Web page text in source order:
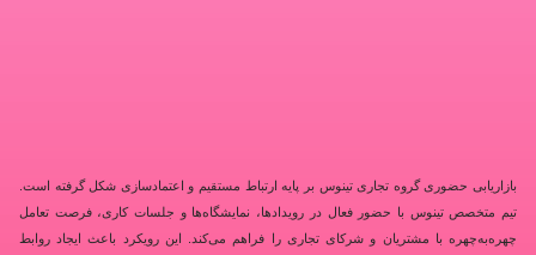
بازاریابی حضوری گروه تجاری تینوس بر پایه ارتباط مستقیم و اعتمادسازی شکل گرفته است.
تیم متخصص تینوس با حضور فعال در رویدادها، نمایشگاه‌ها و جلسات کاری، فرصت تعامل
چهره‌به‌چهره با مشتریان و شرکای تجاری را فراهم می‌کند. این رویکرد باعث ایجاد روابط